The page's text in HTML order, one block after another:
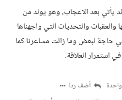
يأتي بعد الاعجاب، وهو يولد من
والعقبات والتحديات التي واجهناها
حاجة لبعض وما زالت مشاعرنا كما
استمرار العلاقة.
أضف ردا